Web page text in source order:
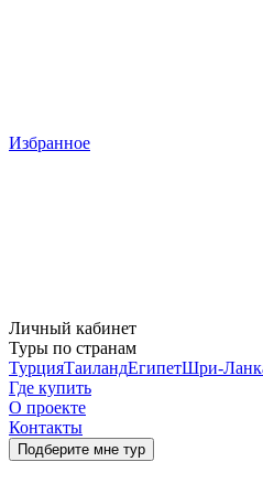
Избранное
Личный кабинет
Туры по странам
ТурцияТаиландЕгипетШри-
Где купить
О проекте
Контакты
Подберите мне тур